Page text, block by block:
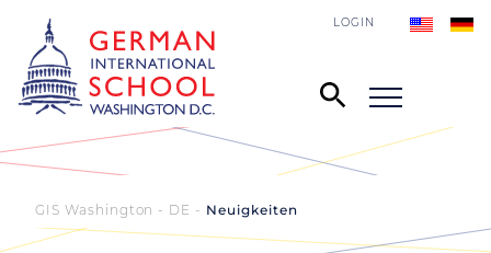
LOGIN
GIS Washington - DE Neuigkeiten